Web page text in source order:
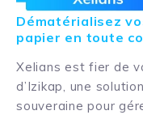
Dématérialisez
papier en toute
Xelians est fier de
d’Izikap, une
souveraine pour